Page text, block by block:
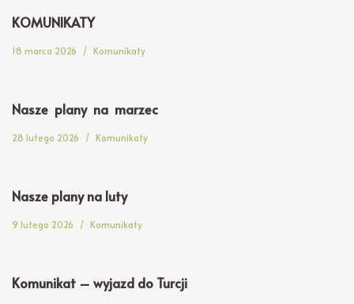
KOMUNIKATY
18 marca 2026 Komunikaty
Nasze plany na marzec
28 lutego 2026 Komunikaty
Nasze plany na luty
9 lutego 2026 Komunikaty
Komunikat – wyjazd do Turcji